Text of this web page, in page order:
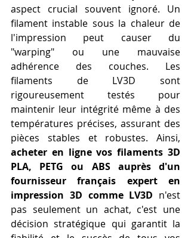
aspect crucial souvent ignoré. Un
filament instable sous la chaleur de
l'impression peut causer du
"warping" ou une mauvaise
adhérence des couches. Les
filaments de LV3D sont
rigoureusement testés pour
maintenir leur intégrité même à des
températures précises, assurant des
acheter en ligne vos filaments 3D
PLA, PETG ou ABS auprès d'un
fournisseur français expert en
impression 3D comme LV3D n'est
pas seulement un achat, c'est une
décision stratégique qui garantit la